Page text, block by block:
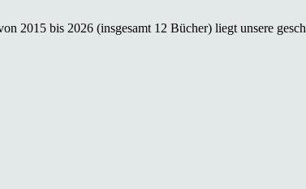
2015 bis 2026 (insgesamt 12 Bücher) liegt unsere